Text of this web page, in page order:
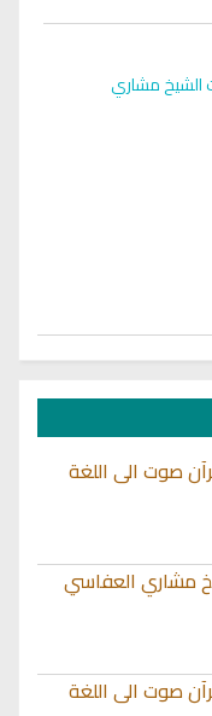
الشيخ مشاري
صوت الى اللغة
مشاري العفاسي
صوت الى اللغة